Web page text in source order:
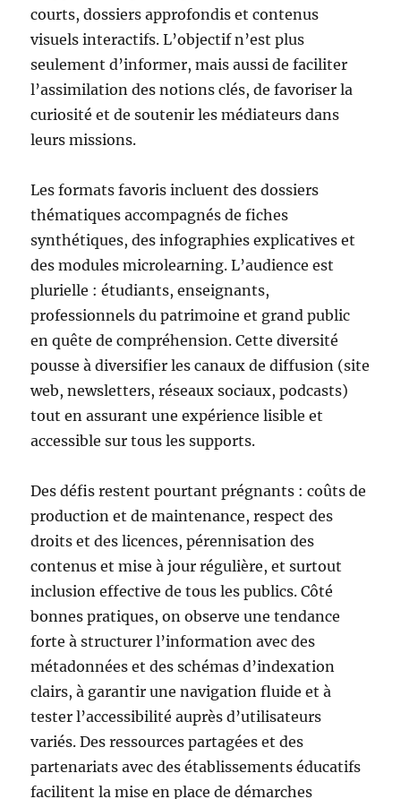
courts, dossiers approfondis et contenus
visuels interactifs. L’objectif n’est plus
seulement d’informer, mais aussi de faciliter
l’assimilation des notions clés, de favoriser la
curiosité et de soutenir les médiateurs dans
leurs missions.
Les formats favoris incluent des dossiers
thématiques accompagnés de fiches
synthétiques, des infographies explicatives et
des modules microlearning. L’audience est
plurielle : étudiants, enseignants,
professionnels du patrimoine et grand public
en quête de compréhension. Cette diversité
pousse à diversifier les canaux de diffusion (site
web, newsletters, réseaux sociaux, podcasts)
tout en assurant une expérience lisible et
accessible sur tous les supports.
Des défis restent pourtant prégnants : coûts de
production et de maintenance, respect des
droits et des licences, pérennisation des
contenus et mise à jour régulière, et surtout
inclusion effective de tous les publics. Côté
bonnes pratiques, on observe une tendance
forte à structurer l’information avec des
métadonnées et des schémas d’indexation
clairs, à garantir une navigation fluide et à
tester l’accessibilité auprès d’utilisateurs
variés. Des ressources partagées et des
partenariats avec des établissements éducatifs
facilitent la mise en place de démarches